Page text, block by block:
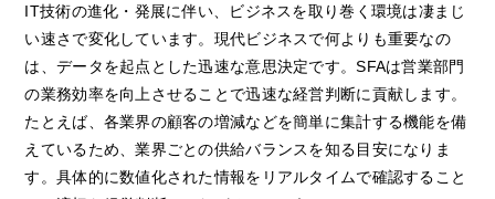
IT技術の進化・発展に伴い、ビジネスを取り巻く環境は凄まじ
い速さで変化しています。現代ビジネスで何よりも重要なの
は、データを起点とした迅速な意思決定です。SFAは営業部門
の業務効率を向上させることで迅速な経営判断に貢献します。
たとえば、各業界の顧客の増減などを簡単に集計する機能を備
えているため、業界ごとの供給バランスを知る目安になりま
す。具体的に数値化された情報をリアルタイムで確認すること